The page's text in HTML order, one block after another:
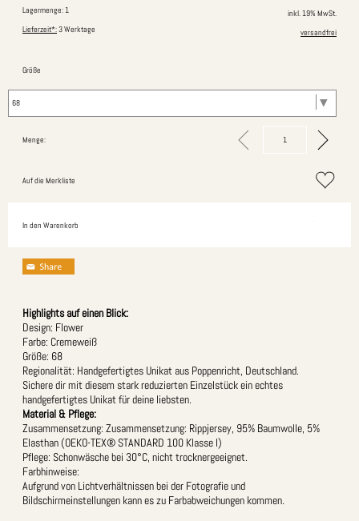
Lagermenge: 1
Lieferzeit*:3 Werktage
inkl. 19% MwSt.
versandfrei
Größe
Menge:
Auf die Merkliste
In den Warenkorb
Highlights auf einen Blick:
Design: Flower
Farbe: Cremeweiß
Größe: 68
Regionalität: Handgefertigtes Unikat aus Poppenricht, Deutschland.
Sichere dir mit diesem stark reduzierten Einzelstück ein echtes
handgefertigtes Unikat für deine liebsten.
Material & Pflege:
Zusammensetzung: Zusammensetzung: Rippjersey, 95% Baumwolle, 5%
Elasthan (OEKO-TEX® STANDARD 100 Klasse I)
Pflege: Schonwäsche bei 30°C, nicht trocknergeeignet.
Farbhinweise:
Aufgrund von Lichtverhältnissen bei der Fotografie und
Bildschirmeinstellungen kann es zu Farbabweichungen kommen.